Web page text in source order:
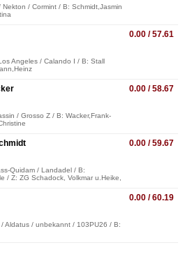
/ Cormint / B: Schmidt,Jasmin
0.00 / 57.61
Angeles / Calando I / B: Stall
0.00 / 58.67
/ Grosso Z / B: Wacker,Frank-
0.00 / 59.67
Quidam / Landadel / B:
/ Z: ZG Schadock, Volkmar u.Heike,
0.00 / 60.19
Aldatus / unbekannt / 103PU26 / B: